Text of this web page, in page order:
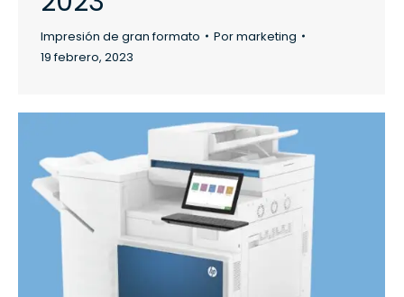
Impresión de gran formato Pormarketing
19 febrero, 2023